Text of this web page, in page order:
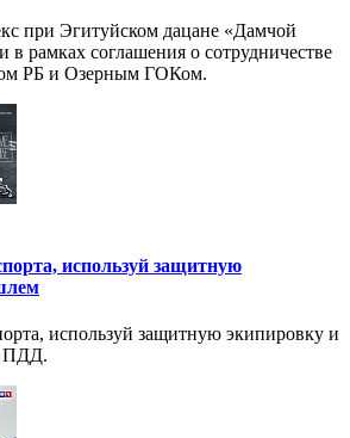
при Эгитуйском дацане «Дамчой
в рамках соглашения о сотрудничестве
РБ и Озерным ГОКом.
используй защитную
используй защитную экипировку и
ПДД.